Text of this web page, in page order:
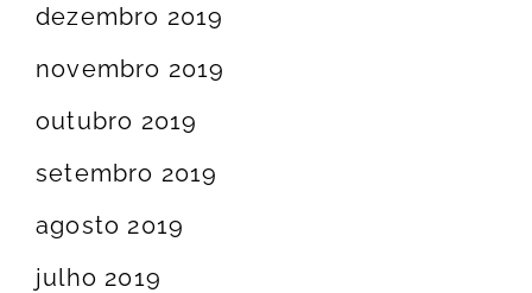
dezembro 2019
novembro 2019
outubro 2019
setembro 2019
agosto 2019
julho 2019